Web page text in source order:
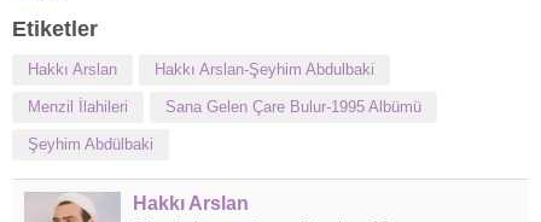
Etiketler
Hakkı Arslan Hakkı Arslan-Şeyhim Abdulbaki
Menzil İlahileri Sana Gelen Çare Bulur-1995 Albümü
Şeyhim Abdülbaki
Hakkı Arslan